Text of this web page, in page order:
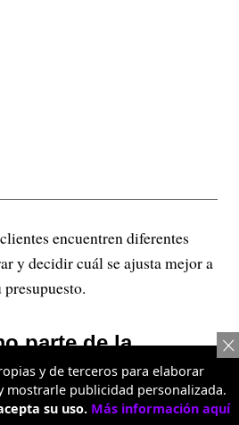
encuentren diferentes
y decidir cuál se ajusta mejor a
presupuesto.
parte de la
compra
competitivos, Metro
y de terceros para elaborar
mostrarle publicidad personalizada.
su uso. Más información aquí